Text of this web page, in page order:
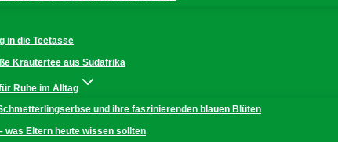
in die Teetasse
Kräutertee aus Südafrika
Ruhe im Alltag
und ihre faszinierenden blauen Blüten
was Eltern heute wissen sollten